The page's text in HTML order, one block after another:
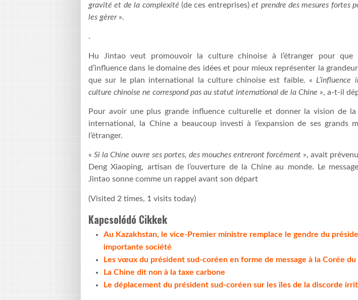
gravité et de la complexité (de ces entreprises)et prendre des mesures fortes
les gérer ».
.
Hu Jintao veut promouvoir la culture chinoise à l’étranger pour
d’influence dans le domaine des idées et pour mieux représenter la
que sur le plan international la culture chinoise est faible. « L’influence
culture chinoise ne correspond pas au statut international de la Chine », a-t-il
Pour avoir une plus grande influence culturelle et donner la vision de
international, la Chine a beaucoup investi à l’expansion de ses grands
l’étranger.
«Si la Chine ouvre ses portes, des mouches entreront forcément », avait
Deng Xiaoping, artisan de l’ouverture de la Chine au monde. Le
Jintao sonne comme un rappel avant son départ
(Visited 2 times, 1 visits today)
Kapcsolódó Cikkek
Au Kazakhstan, le vice-Premier ministre remplace le gendre du
importante société
Les vœux du président sud-coréen en forme de message à la Corée du
La Chine dit non à la taxe carbone
Le déplacement du président sud-coréen sur les îles de la discorde